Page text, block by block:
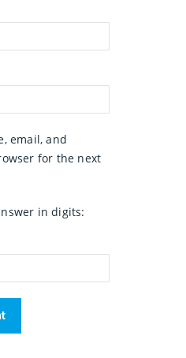
email, and
for the next
in digits: